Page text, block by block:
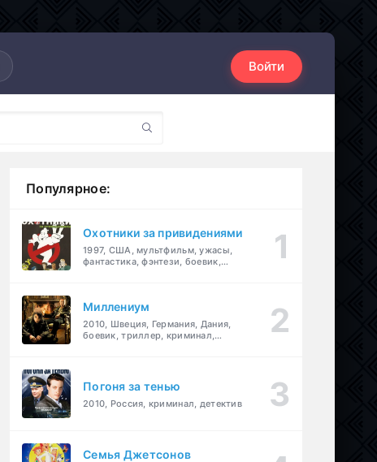
Войти
Популярное:
Охотники за привидениями
1997, США, мультфильм, ужасы,
фантастика, фэнтези, боевик,
Миллениум
2010, Швеция, Германия, Дания,
боевик, триллер, криминал,
Погоня за тенью
2010, Россия, криминал, детектив
Семья Джетсонов